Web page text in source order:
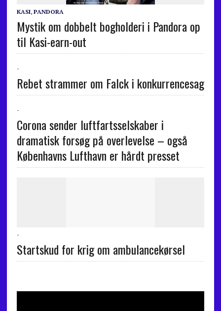
KASI, PANDORA
Mystik om dobbelt bogholderi i Pandora op
til Kasi-earn-out
-
Rebet strammer om Falck i konkurrencesag
-
Corona sender luftfartsselskaber i
dramatisk forsøg på overlevelse – også
Københavns Lufthavn er hårdt presset
-
Startskud for krig om ambulancekørsel